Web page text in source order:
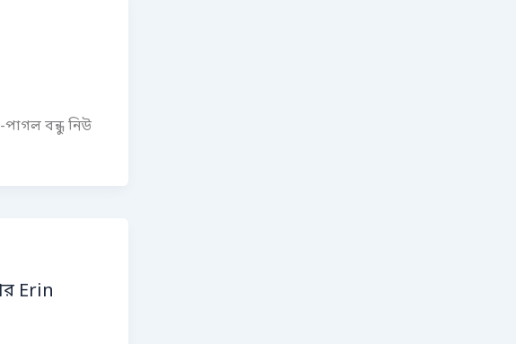
বন্ধু নিউ
Erin